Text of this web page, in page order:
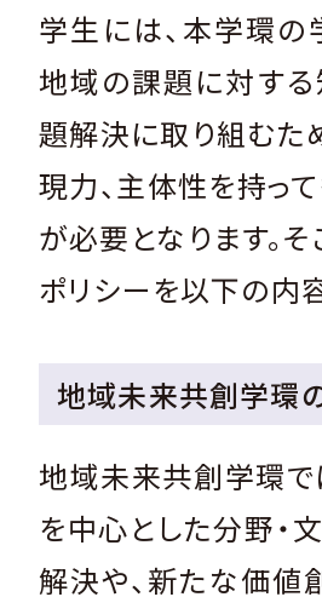
学生には、本学環
地域の課題に対す
題解決に取り組むた
現力、主体性を持っ
が必要となります。そ
ポリシーを以下の内
地域未来共創学環の
地域未来共創学環で
を中心とした分野・
解決や、新たな価